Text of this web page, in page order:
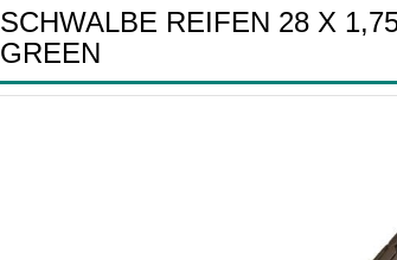
SCHWALBE REIFEN 28 X
GREEN